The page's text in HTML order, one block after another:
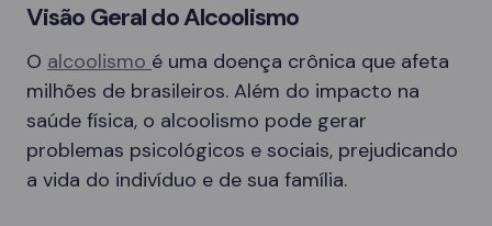
Visão Geral do Alcoolismo
O alcoolismo é uma doença crônica que afeta
milhões de brasileiros. Além do impacto na
saúde física, o alcoolismo pode gerar
problemas psicológicos e sociais, prejudicando
a vida do indivíduo e de sua família.